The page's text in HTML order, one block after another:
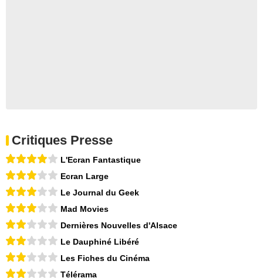
Critiques Presse
L'Ecran Fantastique
Ecran Large
Le Journal du Geek
Mad Movies
Dernières Nouvelles d'Alsace
Le Dauphiné Libéré
Les Fiches du Cinéma
Télérama